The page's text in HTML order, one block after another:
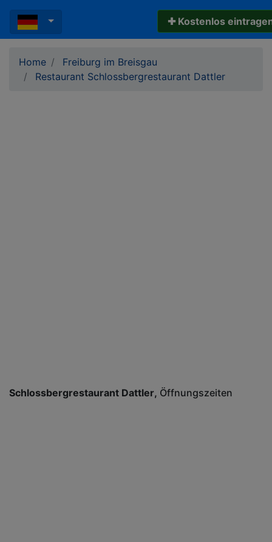
✚ Kostenlos
Home
Freiburg im Breisgau
Restaurant Schlossbergrestaurant Dattler
Schlossbergrestaurant Dattler Öffnungszeiten